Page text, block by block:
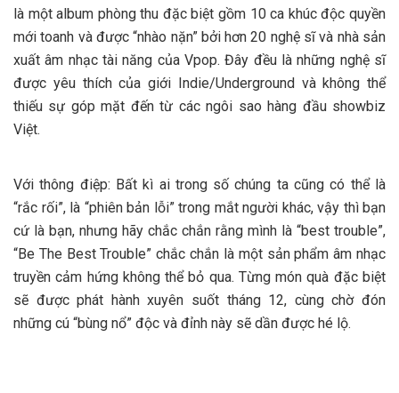
là một album phòng thu đặc biệt gồm 10 ca khúc độc quyền
mới toanh và được “nhào nặn” bởi hơn 20 nghệ sĩ và nhà sản
xuất âm nhạc tài năng của Vpop. Đây đều là những nghệ sĩ
được yêu thích của giới Indie/Underground và không thể
thiếu sự góp mặt đến từ các ngôi sao hàng đầu showbiz
Việt.
Với thông điệp: Bất kì ai trong số chúng ta cũng có thể là
“rắc rối”, là “phiên bản lỗi” trong mắt người khác, vậy thì bạn
cứ là bạn, nhưng hãy chắc chắn rằng mình là “best trouble”,
“Be The Best Trouble” chắc chắn là một sản phẩm âm nhạc
truyền cảm hứng không thể bỏ qua. Từng món quà đặc biệt
sẽ được phát hành xuyên suốt tháng 12, cùng chờ đón
những cú “bùng nổ” độc và đỉnh này sẽ dần được hé lộ.